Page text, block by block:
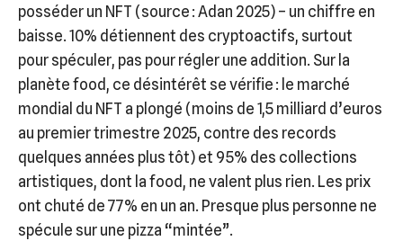
posséder un NFT (source : Adan 2025) – un chiffre en
baisse. 10% détiennent des cryptoactifs, surtout
pour spéculer, pas pour régler une addition. Sur la
planète food, ce désintérêt se vérifie : le marché
mondial du NFT a plongé (moins de 1,5 milliard d’euros
au premier trimestre 2025, contre des records
quelques années plus tôt) et 95% des collections
artistiques, dont la food, ne valent plus rien. Les prix
ont chuté de 77% en un an. Presque plus personne ne
spécule sur une pizza “mintée”.